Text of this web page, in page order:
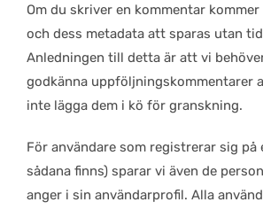
Om du skriver en kommentar
och dess metadata att sparas utan
Anledningen till detta är att vi
godkänna uppföljningskommentarer
inte lägga dem i kö för granskning.
För användare som registrerar sig på
sådana finns) sparar vi även de
anger i sin användarprofil. Alla